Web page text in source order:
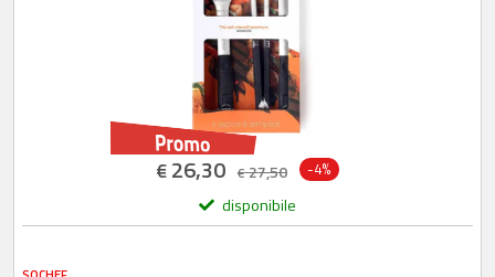
€26,30 €27,50 -4%
disponibile